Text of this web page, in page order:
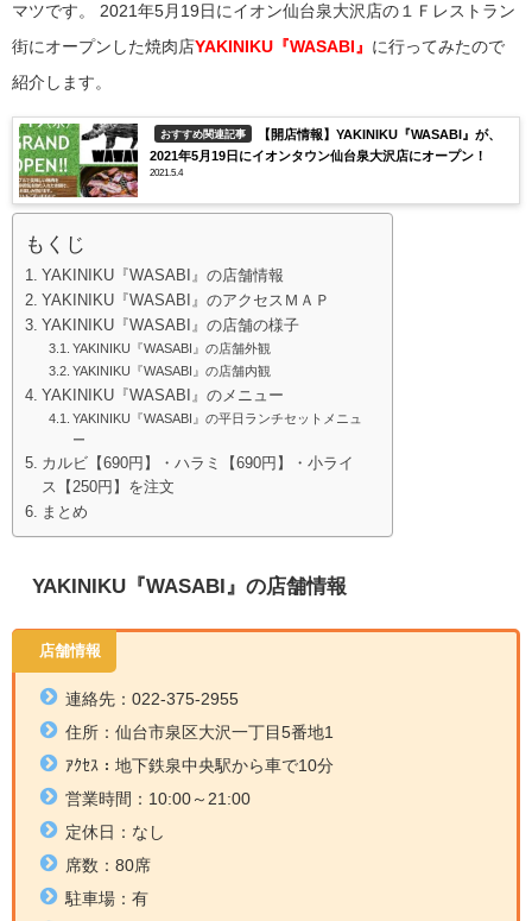
マツです。 2021年5月19日にイオン仙台泉大沢店の１Ｆレストラン
街にオープンした焼肉店YAKINIKU『WASABI』 に行ってみたので
紹介します。
おすすめ関連記事
【開店情報】YAKINIKU『WASABI』が、
2021年5月19日にイオンタウン仙台泉大沢店にオープン！
2021.5.4
もくじ
YAKINIKU『WASABI』の店舗情報
YAKINIKU『WASABI』のアクセスＭＡＰ
YAKINIKU『WASABI』の店舗の様子
YAKINIKU『WASABI』の店舗外観
YAKINIKU『WASABI』の店舗内観
YAKINIKU『WASABI』のメニュー
YAKINIKU『WASABI』の平日ランチセットメニュ
ー
カルビ【690円】・ハラミ【690円】・小ライ
ス【250円】を注文
まとめ
YAKINIKU『WASABI』の店舗情報
店舗情報
連絡先：022-375-2955
住所： 仙台市泉区大沢一丁目5番地1
ｱｸｾｽ：地下鉄泉中央駅から車で10分
営業時間： 10:00～21:00
定休日：なし
席数：80席
駐車場：有